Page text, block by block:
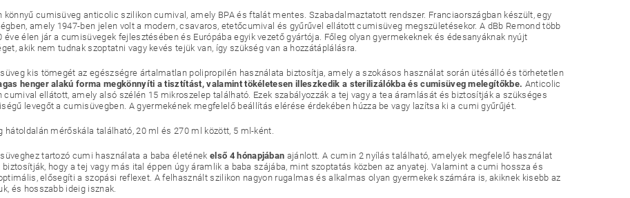
könnyű cumisüveg anticolic szilikon cumival, amely BPA és ftalát mentes. Szabadalmaztatott rendszer. Franciaországban készült, egy
amely 1947-ben jelen volt a modern, csavaros, etetőcumival és gyűrűvel ellátott cumisüveg megszületésekor. A dBb Remond több
éve élen jár a cumisüvegek fejlesztésében és Európába egyik vezető gyártója. Főleg olyan gyermekeknek és édesanyáknak nyújt
akik nem tudnak szoptatni vagy kevés tejük van, így szükség van a hozzátáplálásra.
kis tömegét az egészségre ártalmatlan polipropilén használata biztosítja, amely a szokásos használat során ütésálló és törhetetlen
henger alakú forma megkönnyíti a tisztítást, valamint tökéletesen illeszkedik a sterilizálókba és cumisüveg melegítőkbe. Anticolic
cumival ellátott, amely alsó szélén 15 mikroszelep található. Ezek szabályozzák a tej vagy a tea áramlását és biztosítják a szükséges
levegőt a cumisüvegben. A gyermekének megfelelő beállítás elérése érdekében húzza be vagy lazítsa ki a cumi gyűrűjét.
hátoldalán mérőskála található, 20 ml és 270 ml között, 5 ml-ként.
tartozó cumi használata a baba életénekelső 4 hónapjában ajánlott. A cumin 2 nyílás található, amelyek megfelelő használat
hogy a tej vagy más ital éppen úgy áramlik a baba szájába, mint szoptatás közben az anyatej. Valamint a cumi hossza és
elősegíti a szopási reflexet. A felhasznált szilikon nagyon rugalmas és alkalmas olyan gyermekek számára is, akiknek kisebb az
és hosszabb ideig isznak.